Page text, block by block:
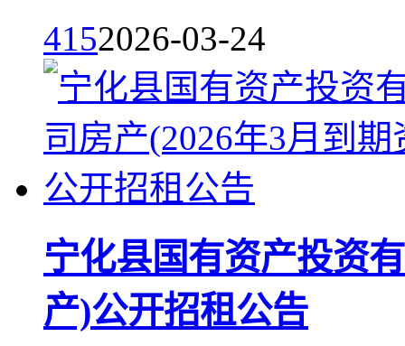
4152026-03-24
宁化县国有资产投资
产)公开招租公告